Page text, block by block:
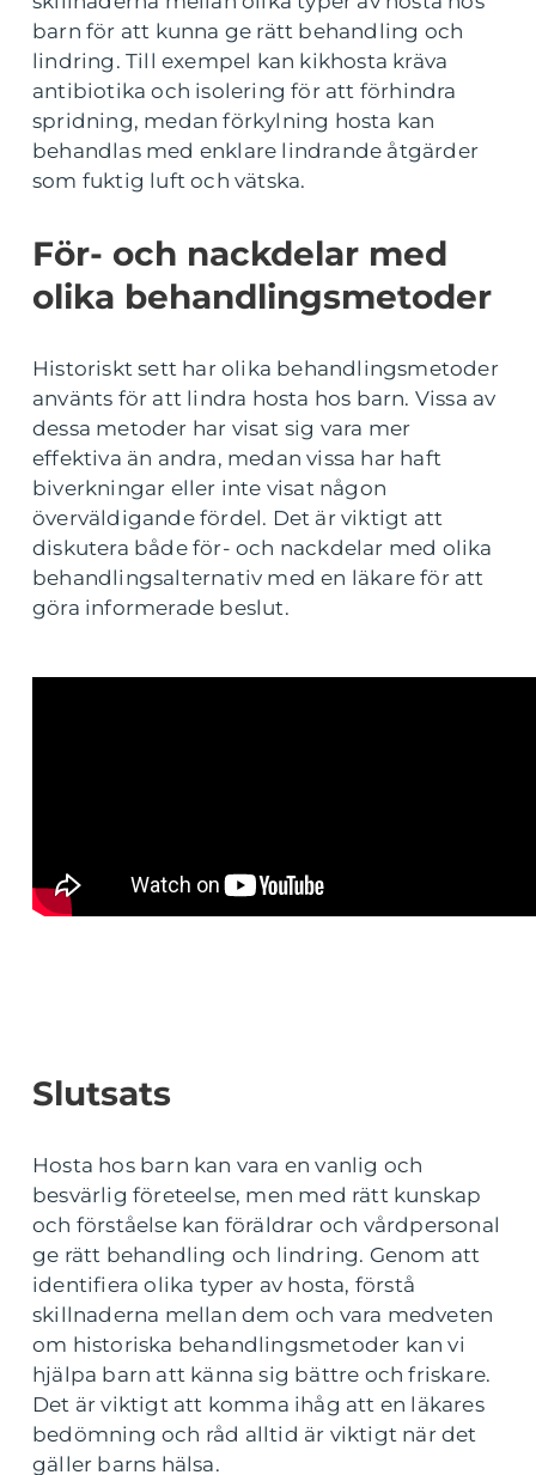
barn för att kunna ge rätt behandling och
lindring. Till exempel kan kikhosta kräva
antibiotika och isolering för att förhindra
spridning, medan förkylning hosta kan
behandlas med enklare lindrande åtgärder
som fuktig luft och vätska.
För- och nackdelar med
olika behandlingsmetoder
Historiskt sett har olika behandlingsmetoder
använts för att lindra hosta hos barn. Vissa av
dessa metoder har visat sig vara mer
effektiva än andra, medan vissa har haft
biverkningar eller inte visat någon
överväldigande fördel. Det är viktigt att
diskutera både för- och nackdelar med olika
behandlingsalternativ med en läkare för att
göra informerade beslut.
Slutsats
Hosta hos barn kan vara en vanlig och
besvärlig företeelse, men med rätt kunskap
och förståelse kan föräldrar och vårdpersonal
ge rätt behandling och lindring. Genom att
identifiera olika typer av hosta, förstå
skillnaderna mellan dem och vara medveten
om historiska behandlingsmetoder kan vi
hjälpa barn att känna sig bättre och friskare.
Det är viktigt att komma ihåg att en läkares
bedömning och råd alltid är viktigt när det
gäller barns hälsa.